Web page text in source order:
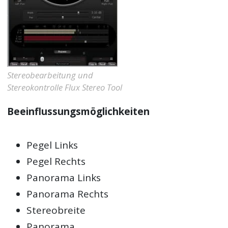
Stereobearbeitung und
Stereokontrolle Flux Stereo Tool
Beeinflussungsmöglichkeiten
Pegel Links
Pegel Rechts
Panorama Links
Panorama Rechts
Stereobreite